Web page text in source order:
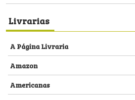
Livrarias
A Página Livraria
Amazon
Americanas